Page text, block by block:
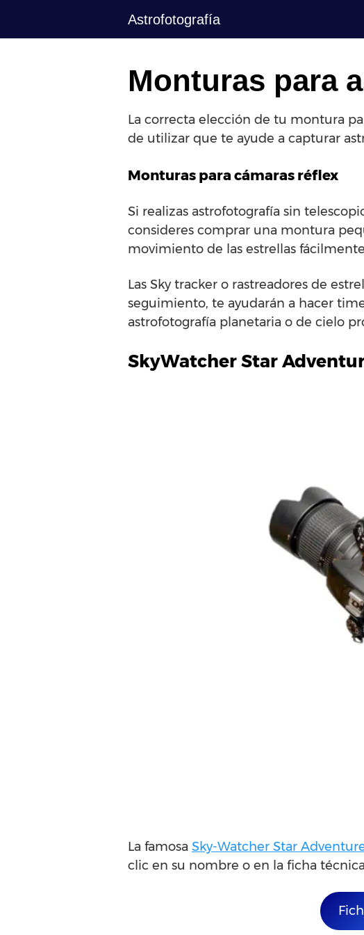
contenido
Astrofotografía
Monturas para
La correcta elección de tu montura
de utilizar que te ayude a capturar
Monturas para cámaras réflex
Si realizas astrofotografía sin
consideres comprar una montura
movimiento de las estrellas
Las Sky tracker o rastreadores de
seguimiento, te ayudarán a hacer
astrofotografía planetaria o de cielo
SkyWatcher Star
La famosa Sky-Watcher Star
clic en su nombre o en la ficha